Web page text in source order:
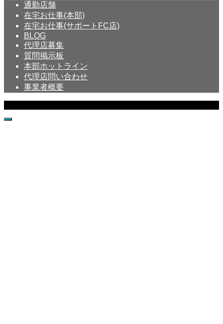
通勤店舗
在宅お仕事(本部)
在宅お仕事(サポートFC店)
BLOG
代理店募集
質問掲示板
本部ホットライン
代理店問い合わせ
事業者概要